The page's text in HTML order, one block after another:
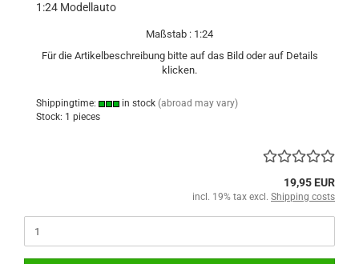
1:24 Modellauto
Maßstab : 1:24
Für die Artikelbeschreibung bitte auf das Bild oder auf Details
klicken.
Shippingtime: in stock (abroad may vary)
Stock: 1 pieces
19,95 EUR
incl. 19% tax excl. Shipping costs